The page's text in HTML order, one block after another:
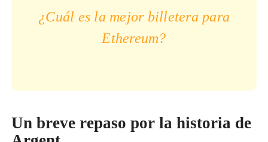
¿Cuál es la mejor billetera para
Ethereum?
Un breve repaso por la historia de